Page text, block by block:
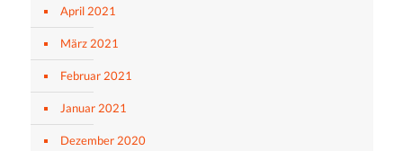
April 2021
März 2021
Februar 2021
Januar 2021
Dezember 2020